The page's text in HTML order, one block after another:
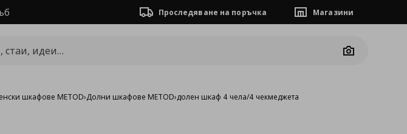
Проследяване на поръчка Магазини
Camera
шкафове METOD›Долни шкафове METOD›долен шкаф 4 чела/4 чекмеджета